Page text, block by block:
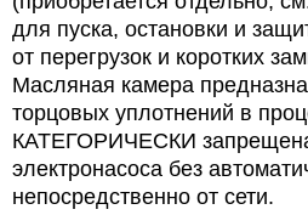
для пуска, остановки и
от перегрузок и коротких
Масляная камера
торцовых уплотнений в
КАТЕГОРИЧЕСКИ запрещена
электронасоса без
непосредственно от сети.